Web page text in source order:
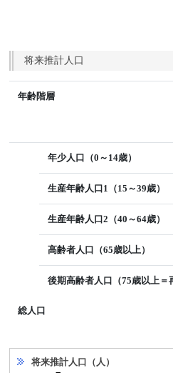
将来推計人口
年齢階層
年少人口（0～14歳）
生産年齢人口1（15～39歳）
生産年齢人口2（40～64歳）
高齢者人口（65歳以上）
後期高齢者人口（75歳以上＝
総人口
将来推計人口（人）